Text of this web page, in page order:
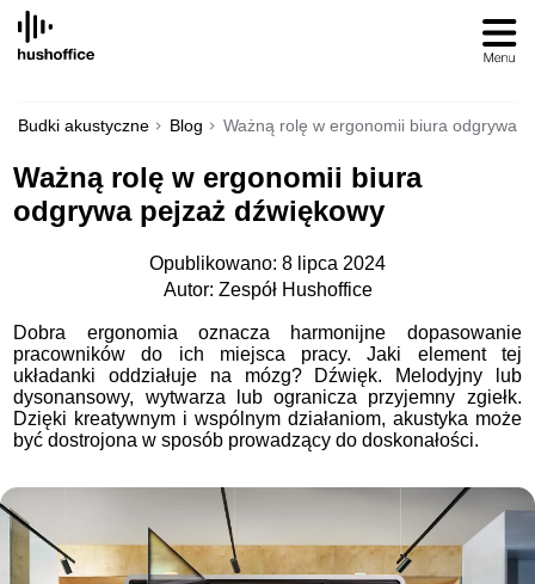
SKIP
CONTENT
Budki akustyczne Blog Ważną rolę w ergonomii biura odgrywa
Ważną rolę w ergonomii biura
odgrywa pejzaż dźwiękowy
Opublikowano: 8 lipca 2024
Autor: Zespół Hushoffice
Dobra ergonomia oznacza harmonijne dopasowanie
pracowników do ich miejsca pracy. Jaki element tej
układanki oddziałuje na mózg? Dźwięk. Melodyjny lub
dysonansowy, wytwarza lub ogranicza przyjemny zgiełk.
Dzięki kreatywnym i wspólnym działaniom, akustyka może
być dostrojona w sposób prowadzący do doskonałości.